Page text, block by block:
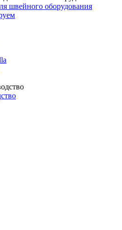
швейного оборудования